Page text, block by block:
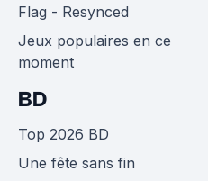
Flag - Resynced
Jeux populaires en ce
moment
BD
Top 2026 BD
Une fête sans fin